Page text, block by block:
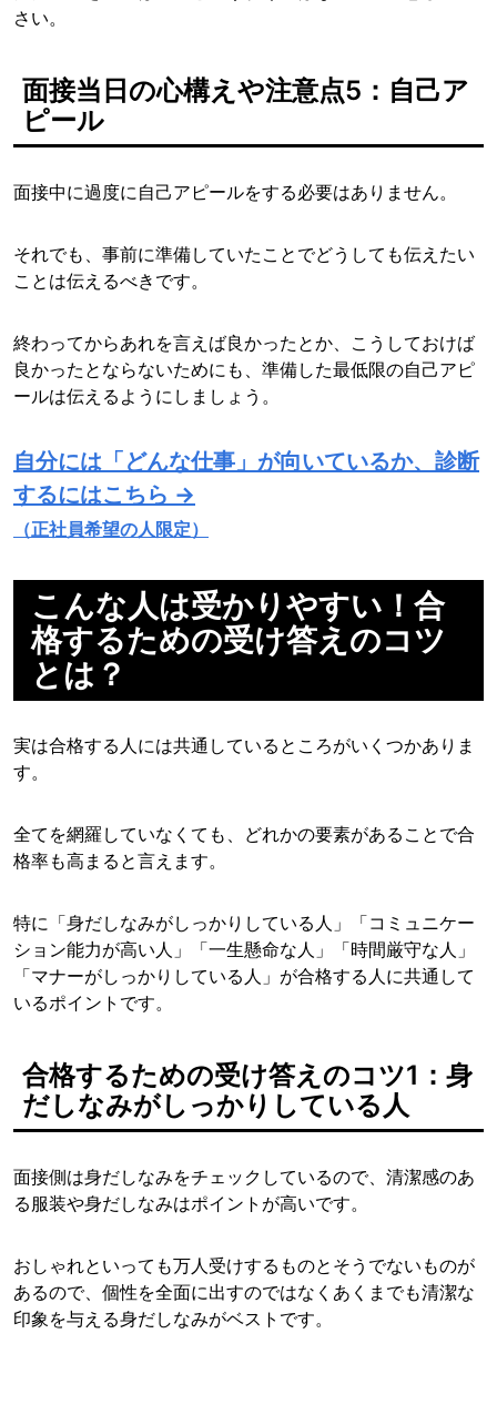
さい。
面接当日の心構えや注意点5：自己ア
ピール
面接中に過度に自己アピールをする必要はありません。
それでも、事前に準備していたことでどうしても伝えたい
ことは伝えるべきです。
終わってからあれを言えば良かったとか、こうしておけば
良かったとならないためにも、準備した最低限の自己アピ
ールは伝えるようにしましょう。
自分には「どんな仕事」が向いているか、診断
するにはこちら →
（正社員希望の人限定）
こんな人は受かりやすい！合
格するための受け答えのコツ
とは？
実は合格する人には共通しているところがいくつかありま
す。
全てを網羅していなくても、どれかの要素があることで合
格率も高まると言えます。
特に「身だしなみがしっかりしている人」「コミュニケー
ション能力が高い人」「一生懸命な人」「時間厳守な人」
「マナーがしっかりしている人」が合格する人に共通して
いるポイントです。
合格するための受け答えのコツ1：身
だしなみがしっかりしている人
面接側は身だしなみをチェックしているので、清潔感のあ
る服装や身だしなみはポイントが高いです。
おしゃれといっても万人受けするものとそうでないものが
あるので、個性を全面に出すのではなくあくまでも清潔な
印象を与える身だしなみがベストです。